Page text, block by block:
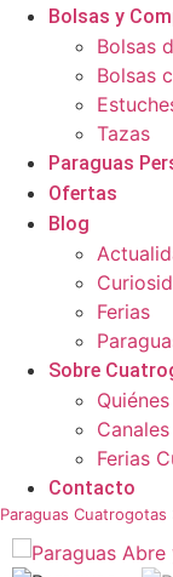
Bolsas y
Bolsas
Bolsas
Tazas
Paraguas
Ofertas
Blog
Ferias
Sobre
Ferias
Contacto
Paraguas Cuatrogotas